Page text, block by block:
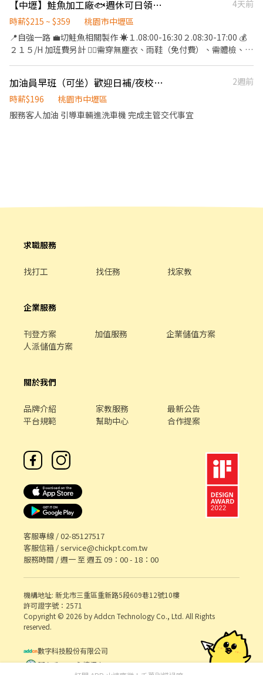
你守護的是客戶數百萬甚至上千萬的資產。 每一次驗屋，都是一場
找出問題、解決問題的專業挑戰。 如果你想學一技之長，而不是做
一份容易被取代的工作， 歡迎加入優宅科技驗屋
餐、晚餐19元/餐、夜餐免費) 穿自己的便服上班,每2H就可休息一次
上廁所 抽菸 去福利社 休息時間充足 (需配合訂單狀況)有機會加班1-
4H 日班時間:07:50-16:40 (8H) 用餐50分鐘 間休時間:每2H休息一次
10分鐘 加班用餐30分鐘 日領規則: 每個月第一天固定不能申請需扣
勞健保，第二天薪資隔日中午匯款 日班時薪正工時196 加班用
❤️紫玲小姐 ❤️請加賴@zz168168(記得加@)
https://lin.ee/Ki9Xgq9 (或點選網址直接加入)
【中壢】鮭魚加工廠🐟週休可日領｜低溫廠房
4天前
時薪$215 ~ $359
桃園市中壢區
📍自強一路 💼切鮭魚相關製作 ☀️１.08:00-16:30２.08:30-17:00 💰
２１５/H 加班費另計 👉🏻需穿無塵衣、雨鞋（免付費）、需體檢、需
加油員早班（可坐）歡迎日補/夜校生（8月開始上工）
2週前
時薪$196
桃園市中壢區
服務客人加油 引導車輛進洗車機 完成主管交代事宜
求職服務
找打工 找任務 找家教
企業服務
刊登方案 加值服務
企業儲值方案
人派儲值方案
關於我們
品牌介紹 家教服務
最新公告
平台規範
幫助中心 合作提案
客服專線 /02-85127517
客服信箱 /service@chickpt.com.tw
服務時間 / 週一 至 週五 09：00 - 18：00
機構地址: 新北市三重區重新路5段609巷12號10樓
許可證字號：2571
Copyright © 2026 by Addcn Technology Co., Ltd. All Rights
reserved.
數字科技股份有限公司
鄧白氏 ESG 永續標章